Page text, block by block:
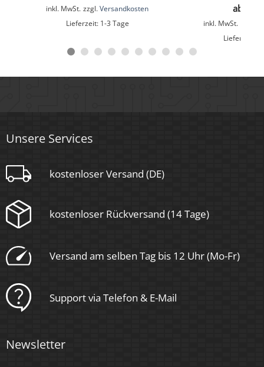
Mittlere Lebensdauer
Schwenkbar
Aluminium, Glas
Sockel
Ultraflach
Rund
Schaltzyklen
> 15.000
< 1,00 Sek.
inkl. MwSt. zzgl. Versandkosten
Lieferzeit: 1-3 Tage
ab
inkl. MwSt.
Lieferzeit:
Unsere Services
kostenloser Versand (DE)
kostenloser Rückversand (14 Tage)
Versand am selben Tag bis 12 Uhr (Mo-Fr)
Support via Telefon & E-Mail
Newsletter